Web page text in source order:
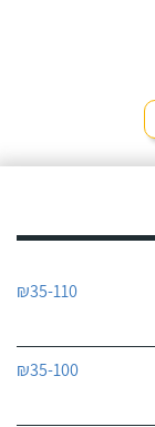
₪35-110
₪35-100